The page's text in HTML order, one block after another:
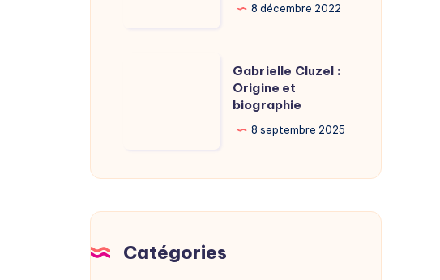
8 décembre 2022
biographie
Gabrielle Cluzel :
Origine et
biographie
8 septembre 2025
Catégories